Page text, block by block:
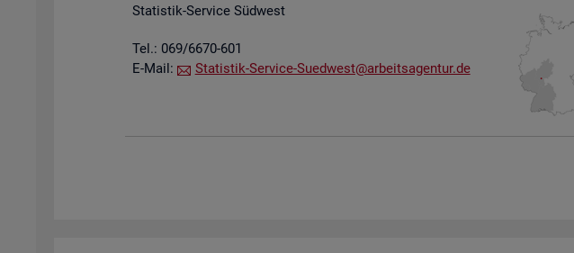
Sta­tis­tik-Ser­vice Süd­west
Tel.: 069/6670-601
E-Mail:
Sta­tis­tik-Ser­vice-Su­ed­west@​arb​eits​agen​tur.​de